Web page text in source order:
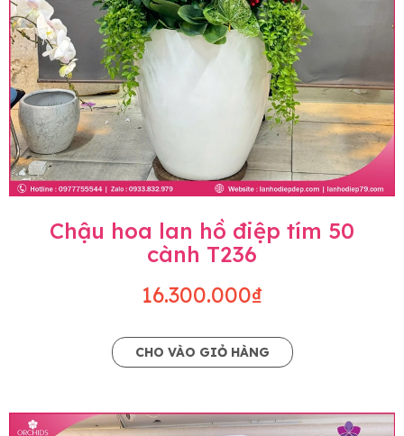
Chậu hoa lan hồ điệp tím 50
cành T236
16.300.000₫
CHO VÀO GIỎ HÀNG